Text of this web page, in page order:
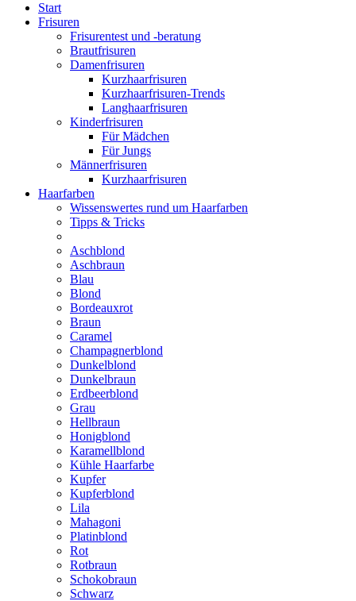
Start
Frisuren
Frisurentest und -beratung
Brautfrisuren
Damenfrisuren
Kurzhaarfrisuren
Kurzhaarfrisuren-Trends
Langhaarfrisuren
Kinderfrisuren
Für Mädchen
Für Jungs
Männerfrisuren
Kurzhaarfrisuren
Haarfarben
Wissenswertes rund um Haarfarben
Tipps & Tricks
Aschblond
Aschbraun
Blau
Blond
Bordeauxrot
Braun
Caramel
Champagnerblond
Dunkelblond
Dunkelbraun
Erdbeerblond
Grau
Hellbraun
Honigblond
Karamellblond
Kühle Haarfarbe
Kupfer
Kupferblond
Lila
Mahagoni
Platinblond
Rot
Rotbraun
Schokobraun
Schwarz